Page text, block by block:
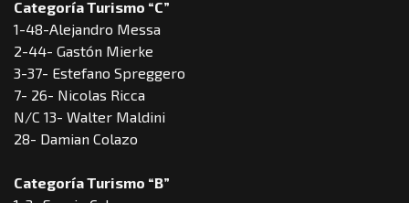
Categoría Turismo “C”
1-48-Alejandro Messa
2-44- Gastón Mierke
3-37- Estefano Spreggero
7- 26- Nicolas Ricca
N/C 13- Walter Maldini
28- Damian Colazo
Categoría Turismo “B”